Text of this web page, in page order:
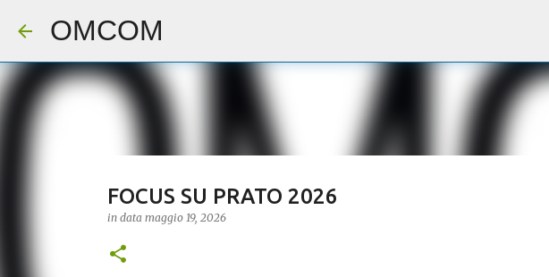
OMCOM
FOCUS SU PRATO 2026
in data maggio 19, 2026